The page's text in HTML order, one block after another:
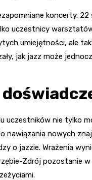
koncerty.
uczestnicy
umiejętności, ale
jak jazz może
uczestników nie tylko
nawiązania nowych
o jazzie. Wrażenia
Zdrój pozostanie w